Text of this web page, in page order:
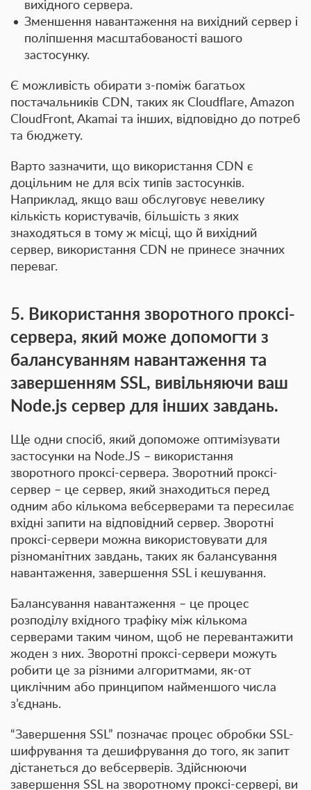
вихідного сервера.
Зменшення навантаження на вихідний сервер і
поліпшення масштабованості вашого
застосунку.
Є можливість обирати з-поміж багатьох
постачальників CDN, таких як Cloudflare, Amazon
CloudFront, Akamai та інших, відповідно до потреб
та бюджету.
Варто зазначити, що використання CDN є
доцільним не для всіх типів застосунків.
Наприклад, якщо ваш обслуговує невелику
кількість користувачів, більшість з яких
знаходяться в тому ж місці, що й вихідний
сервер, використання CDN не принесе значних
переваг.
5. Використання зворотного проксі-
сервера, який може допомогти з
балансуванням навантаження та
завершенням SSL, вивільняючи ваш
Node.js сервер для інших завдань.
Ще одни спосіб, який допоможе оптимізувати
застосунки на Node.JS – використання
зворотного проксі-сервера. Зворотний проксі-
сервер – це сервер, який знаходиться перед
одним або кількома вебсерверами та пересилає
вхідні запити на відповідний сервер. Зворотні
проксі-сервери можна використовувати для
різноманітних завдань, таких як балансування
навантаження, завершення SSL і кешування.
Балансування навантаження – це процес
розподілу вхідного трафіку між кількома
серверами таким чином, щоб не перевантажити
жоден з них. Зворотні проксі-сервери можуть
робити це за різними алгоритмами, як-от
циклічним або принципом найменшого числа
з’єднань.
“Завершення SSL” позначає процес обробки SSL-
шифрування та дешифрування до того, як запит
дістанеться до вебсерверів. Здійснюючи
завершення SSL на зворотному проксі-сервері, ви